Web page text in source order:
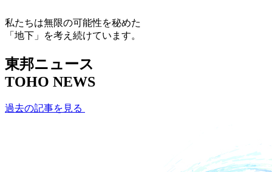
私たちは無限の可能性を秘めた
「地下」を考え続けています。
東邦ニュース
TOHO NEWS
過去の記事を見る